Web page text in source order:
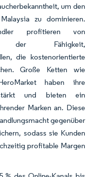
um den
zu dominieren.
profitieren von
der Fähigkeit,
die kostenorientierte
Große Ketten wie
haben ihre
und bieten ein
Marken an. Diese
gegenüber
sodass sie Kunden
profitable Margen